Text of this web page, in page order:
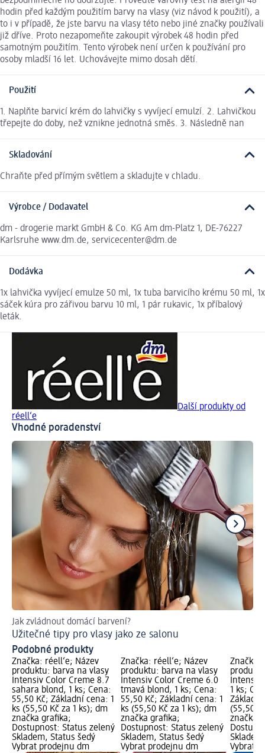
hodin před každým použitím barvy na vlasy (viz návod k použití), a
to i v případě, že jste barvu na vlasy této nebo jiné značky používali
již dříve. Proto nezapomeňte zakoupit výrobek 48 hodin před
samotným použitím. Tento výrobek není určen k používání pro
osoby mladší 16 let. Uchovávejte mimo dosah dětí.
Použití
1. Naplňte barvicí krém do lahvičky s vyvíjecí emulzí. 2. Lahvičkou
třepejte do doby, než vznikne jednotná směs. 3. Následně nan
Skladování
Chraňte před přímým světlem a skladujte v chladu.
Výrobce / Dodavatel
dm - drogerie markt GmbH & Co. KG Am dm-Platz 1, DE-76227
Karlsruhe www.dm.de, servicecenter@dm.de
Dodávka
1x lahvička vyvíjecí emulze 50 ml, 1x tuba barvicího krému 50 ml, 1x
sáček kúra pro zářivou barvu 10 ml, 1 pár rukavic, 1x příbalový
leták.
Další produkty od
réell‘e
Vhodné poradenství
Jak zvládnout domácí barvení?
Užitečné tipy pro vlasy jako ze salonu
Podobné produkty
Značka: réell‘e; Název
produktu: barva na vlasy
Intensiv Color Creme 8.7
sahara blond, 1 ks; Cena:
55,50 Kč; Základní cena: 1
ks (55,50 Kč za 1 ks); dm
značka grafika;
Dostupnost: Status zelený
Skladem, Status šedý
Vybrat prodejnu dm
Značka: réell‘e; Název
produktu: barva na vlasy
Intensiv Color Creme 6.0
tmavá blond, 1 ks; Cena:
55,50 Kč; Základní cena: 1
ks (55,50 Kč za 1 ks); dm
značka grafika;
Dostupnost: Status zelený
Skladem, Status šedý
Vybrat prodejnu dm
Značka:
Intensiv
1 ks;
Základní
(55,50
značka
Vybrat